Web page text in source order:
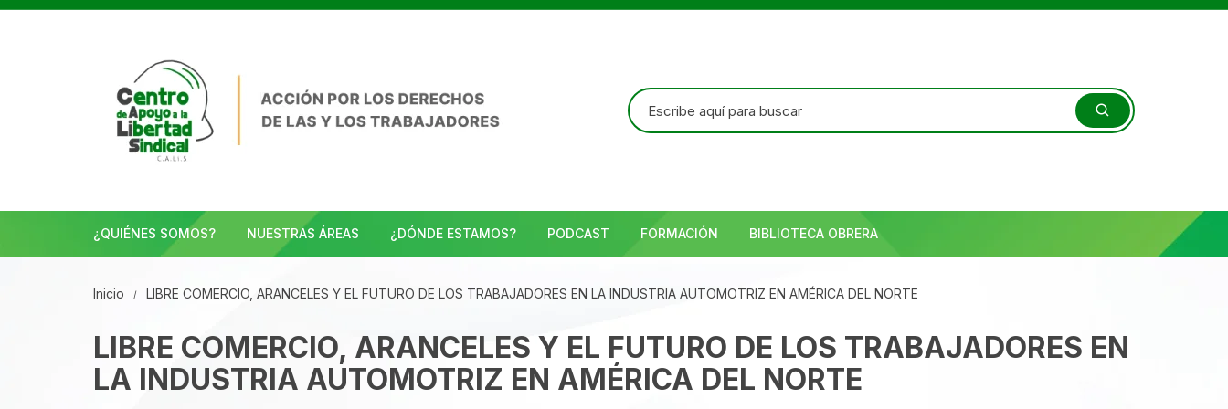
Saltar
Buscar:
¿QUIÉNES SOMOS? NUESTRAS ÁREAS ¿DÓNDE ESTAMOS? PODCAST FORMACIÓN BIBLIOTECA OBRERA
Inicio LIBRE COMERCIO, ARANCELES Y EL FUTURO DE LOS TRABAJADORES EN LA INDUSTRIA AUTOMOTRIZ EN AMÉRICA DEL NORTE
LIBRE COMERCIO, ARANCELES Y EL FUTURO DE LOS TRABAJADORES EN
LA INDUSTRIA AUTOMOTRIZ EN AMÉRICA DEL NORTE